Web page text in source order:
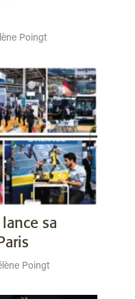
Poingt
sa
Poingt